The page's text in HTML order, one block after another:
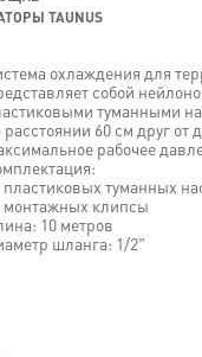
TAUNUS
охлаждения для
собой
туманными
расстоянии 60 см друг от
рабочее
пластиковых туманных
монтажных клипсы
10 метров
шланга: 1/2"